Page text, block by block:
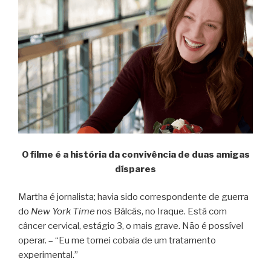
O filme é a história da convivência de duas amigas
díspares
Martha é jornalista; havia sido correspondente de guerra
do New York Time nos Bálcãs, no Iraque. Está com
câncer cervical, estágio 3, o mais grave. Não é possível
operar. – “Eu me tornei cobaia de um tratamento
experimental.”